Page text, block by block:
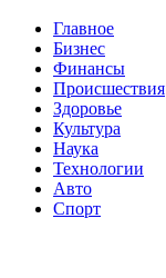
Главное
Бизнес
Финансы
Происшествия
Здоровье
Культура
Наука
Технологии
Авто
Спорт